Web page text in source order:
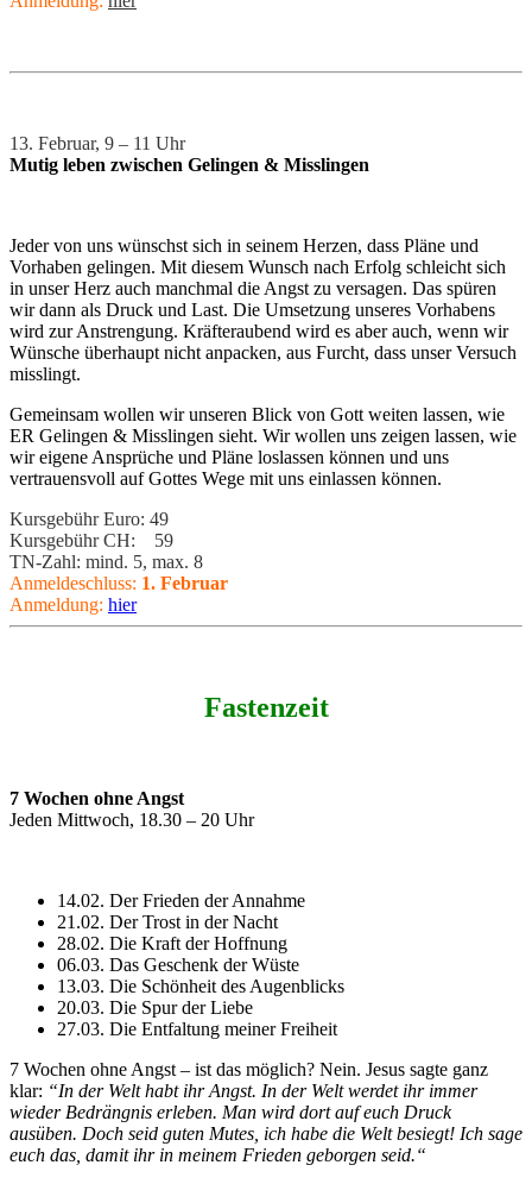
13. Februar, 9 – 11 Uhr
Mutig leben zwischen Gelingen & Misslingen
Jeder von uns wünschst sich in seinem Herzen, dass Pläne und
Vorhaben gelingen. Mit diesem Wunsch nach Erfolg schleicht sich
in unser Herz auch manchmal die Angst zu versagen. Das spüren
wir dann als Druck und Last. Die Umsetzung unseres Vorhabens
wird zur Anstrengung. Kräfteraubend wird es aber auch, wenn wir
Wünsche überhaupt nicht anpacken, aus Furcht, dass unser Versuch
misslingt.
Gemeinsam wollen wir unseren Blick von Gott weiten lassen, wie
ER Gelingen & Misslingen sieht. Wir wollen uns zeigen lassen, wie
wir eigene Ansprüche und Pläne loslassen können und uns
vertrauensvoll auf Gottes Wege mit uns einlassen können.
Kursgebühr Euro: 49
Kursgebühr CH: 59
TN-Zahl: mind. 5, max. 8
Anmeldeschluss: 1. Februar
Anmeldung: hier
Fastenzeit
7 Wochen ohne Angst
Jeden Mittwoch, 18.30 – 20 Uhr
14.02. Der Frieden der Annahme
21.02. Der Trost in der Nacht
28.02. Die Kraft der Hoffnung
06.03. Das Geschenk der Wüste
13.03. Die Schönheit des Augenblicks
20.03. Die Spur der Liebe
27.03. Die Entfaltung meiner Freiheit
7 Wochen ohne Angst – ist das möglich? Nein. Jesus sagte ganz
klar: “In der Welt habt ihr Angst. In der Welt werdet ihr immer
wieder Bedrängnis erleben. Man wird dort auf euch Druck
ausüben. Doch seid guten Mutes, ich habe die Welt besiegt! Ich sage
euch das, damit ihr in meinem Frieden geborgen seid.“